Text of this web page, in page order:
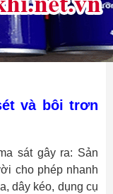
và bôi trơn
sát gây ra: Sản
cho phép nhanh
dây kéo, dụng cụ